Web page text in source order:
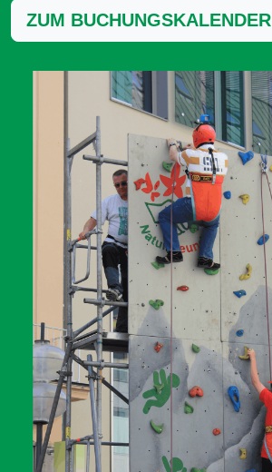
ZUM BUCHUNGSKALENDER